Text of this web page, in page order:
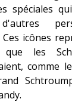
spéciales
icônes
les
comme